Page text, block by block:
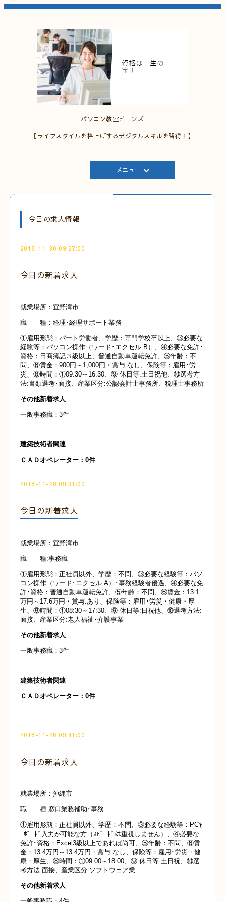
パソコン教室ビーンズ
【ライフスタイルを格上げするデジタルスキルを習得！】
メニュー
今日の求人情報
2018-11-30 09:27:00
今日の新着求人
就業場所：宜野湾市
職 種：経理･経理サポート業務
①雇用形態：パート労働者、学歴：専門学校卒以上、③必要な
経験等：パソコン操作（ワード･エクセル:B）、④必要な免許･
資格：日商簿記３級以上、普通自動車運転免許、⑤年齢：不
問、⑥賃金：900円～1,000円・賞与:なし、保険等：雇用･労
災、⑧時間：①09:30～16:30、⑨ 休日等:土日祝他、⑩選考方
法:書類選考･面接、産業区分:公認会計士事務所、税理士事務所
その他新着求人
一般事務職：3件
建築技術者関連
ＣＡＤオペレーター：0件
2018-11-28 09:31:00
今日の新着求人
就業場所：宜野湾市
職 種:事務職
①雇用形態：正社員以外、学歴：不問、③必要な経験等：パソ
コン操作（ワード･エクセル:A）･事務経験者優遇、④必要な免
許･資格：普通自動車運転免許、⑤年齢：不問、⑥賃金：13.1
万円～17.6万円・賞与:あり、保険等：雇用･労災・健康・厚
生、⑧時間：①08:30～17:30、⑨ 休日等:日祝他、⑩選考方法:
面接、産業区分:老人福祉･介護事業
その他新着求人
一般事務職：3件
建築技術者関連
ＣＡＤオペレーター：0件
2018-11-26 09:41:00
今日の新着求人
就業場所：沖縄市
職 種:窓口業務補助･事務
①雇用形態：正社員以外、学歴：不問、③必要な経験等：PCｷ
ｰﾎﾞｰﾄﾞ入力が可能な方（ｽﾋﾟｰﾄﾞは重視しません）、④必要な
免許･資格：Excel3級以上であれば尚可、⑤年齢：不問、⑥賃
金：13.4万円～13.4万円・賞与:なし、保険等：雇用･労災・健
康・厚生、⑧時間：①09:00～18:00、⑨ 休日等:土日祝、⑩選
考方法:面接、産業区分:ソフトウェア業
その他新着求人